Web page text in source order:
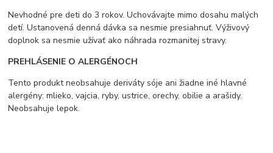
Nevhodné pre deti do 3 rokov. Uchovávajte mimo dosahu malých
detí. Ustanovená denná dávka sa nesmie presiahnuť. Výživový
doplnok sa nesmie užívať ako náhrada rozmanitej stravy.
PREHLÁSENIE O ALERGÉNOCH
Tento produkt neobsahuje deriváty sóje ani žiadne iné hlavné
alergény: mlieko, vajcia, ryby, ustrice, orechy, obilie a arašidy.
Neobsahuje lepok.